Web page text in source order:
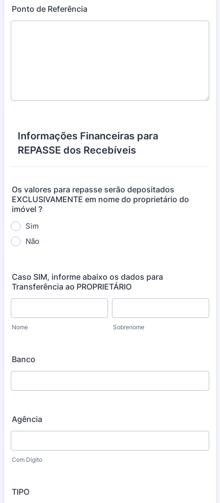
Ponto de Referência
Informações Financeiras para
REPASSE dos Recebíveis
Os valores para repasse serão depositados
EXCLUSIVAMENTE em nome do proprietário do
imóvel ?
Sim
Não
Caso SIM, informe abaixo os dados para
Transferência ao PROPRIETÁRIO
Nome Sobrenome
Banco
Agência
Com Dígito
TIPO